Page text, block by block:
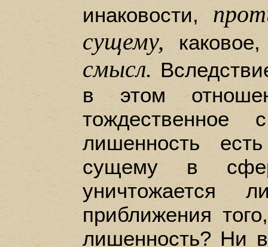
инаковости,
сущему,
смысл.
в этом
тождественное
лишенность
сущему в
уничтожается
приближения
лишенность? Ни